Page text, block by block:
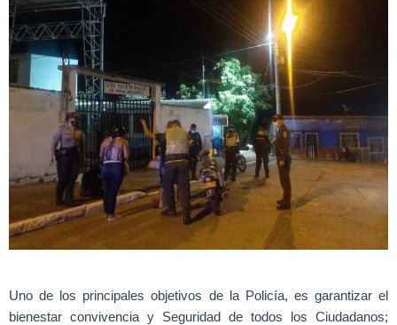
Uno de los principales objetivos de la Policía, es garantizar el
bienestar convivencia y Seguridad de todos los Ciudadanos;